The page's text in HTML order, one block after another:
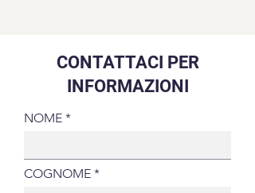
CONTATTACI PER
INFORMAZIONI
NOME
COGNOME